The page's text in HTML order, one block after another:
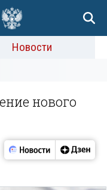
Новости
нового